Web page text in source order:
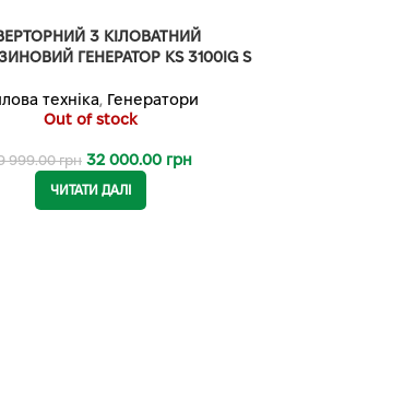
3 КІЛОВАТНИЙ
ГЕНЕРАТОР KS 3100IG S
техніка, Генератори
Out of stock
999.00грн 32 000.00 грн
ЧИТАТИ ДАЛІ